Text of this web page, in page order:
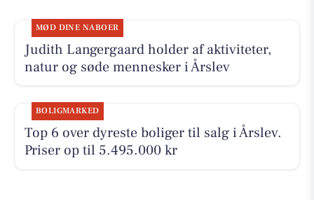
MØD DINE NABOER
Judith Langergaard holder af aktiviteter,
natur og søde mennesker i Årslev
BOLIGMARKED
Top 6 over dyreste boliger til salg i Årslev.
Priser op til 5.495.000 kr